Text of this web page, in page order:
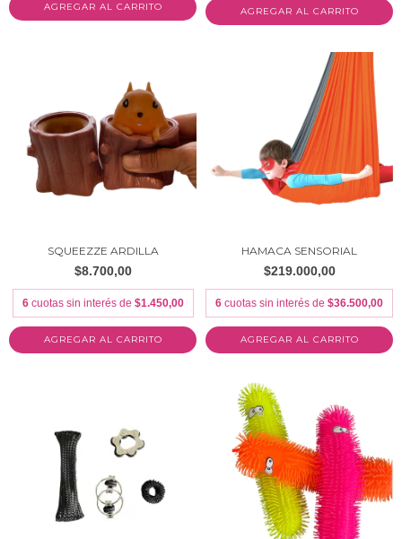
AGREGAR AL CARRITO
SQUEEZZE ARDILLA
$8.700,00
6 cuotas sin interés de $1.450,00
HAMACA SENSORIAL
$219.000,00
6 cuotas sin interés de $36.500,00
AGREGAR AL CARRITO